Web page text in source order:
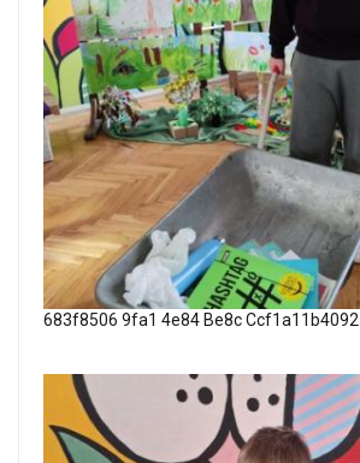
683f8506 9fa1 4e84 Be8c Ccf1a11b4092